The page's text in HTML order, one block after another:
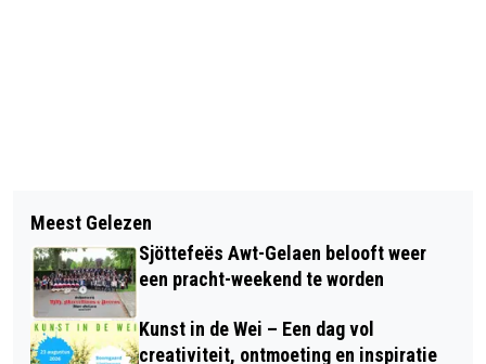
KONINKLIJKE ONDERSCHEIDING VOOR
RON DEMANDT UIT OBBICHT
KIES JE VOOR EEN ELEKTRISCHE
BOXSPRING?
Meest Gelezen
Sjöttefeës Awt-Gelaen belooft weer
een pracht-weekend te worden
Kunst in de Wei – Een dag vol
creativiteit, ontmoeting en inspiratie